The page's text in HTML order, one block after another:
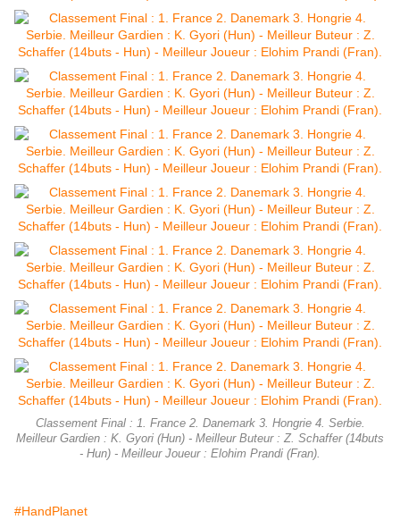
Classement Final : 1. France 2. Danemark 3. Hongrie 4. Serbie.
Meilleur Gardien : K. Gyori (Hun) - Meilleur Buteur : Z. Schaffer (14buts
- Hun) - Meilleur Joueur : Elohim Prandi (Fran).
#HandPlanet